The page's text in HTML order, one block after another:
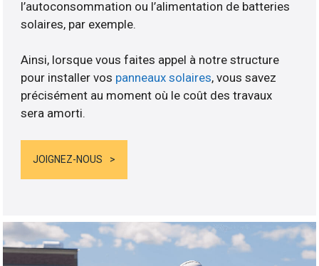
l’autoconsommation ou l’alimentation de batteries
solaires, par exemple.
Ainsi, lorsque vous faites appel à notre structure
pour installer vos panneaux solaires, vous savez
précisément au moment où le coût des travaux
sera amorti.
JOIGNEZ-NOUS